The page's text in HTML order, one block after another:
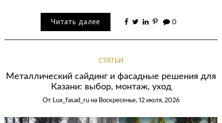
Читать далее 0
СТАТЬИ
Металлический сайдинг и фасадные решения для
Казани: выбор, монтаж, уход
От Lux_fasad_ru на Воскресенье, 12 июля, 2026